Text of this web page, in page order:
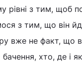
з тим, щоб
з тим, що він
вже не факт, що
хто, де і